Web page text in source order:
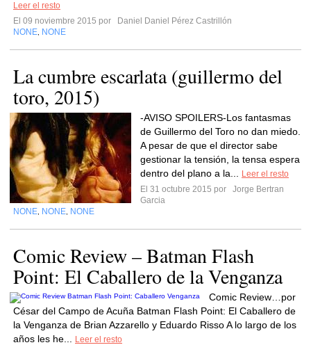
Leer el resto
El 09 noviembre 2015 por
Daniel Daniel Pérez Castrillón
NONE NONE
La cumbre escarlata (guillermo del
toro, 2015)
-AVISO SPOILERS-Los fantasmas
de Guillermo del Toro no dan miedo.
A pesar de que el director sabe
gestionar la tensión, la tensa espera
dentro del plano a la...
Leer el resto
El 31 octubre 2015 por
Jorge Bertran
Garcia
NONE NONE NONE
Comic Review – Batman Flash
Point: El Caballero de la Venganza
Comic Review…por
César del Campo de Acuña Batman Flash Point: El Caballero de
la Venganza de Brian Azzarello y Eduardo Risso A lo largo de los
años les he...
Leer el resto